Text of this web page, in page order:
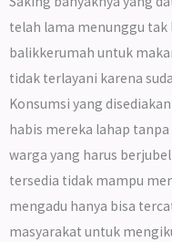
telah lama menunggu
balikkerumah untuk
tidak terlayani karena
Konsumsi yang
habis mereka lahap
warga yang harus
tersedia tidak mampu
mengadu hanya bisa
masyarakat untuk